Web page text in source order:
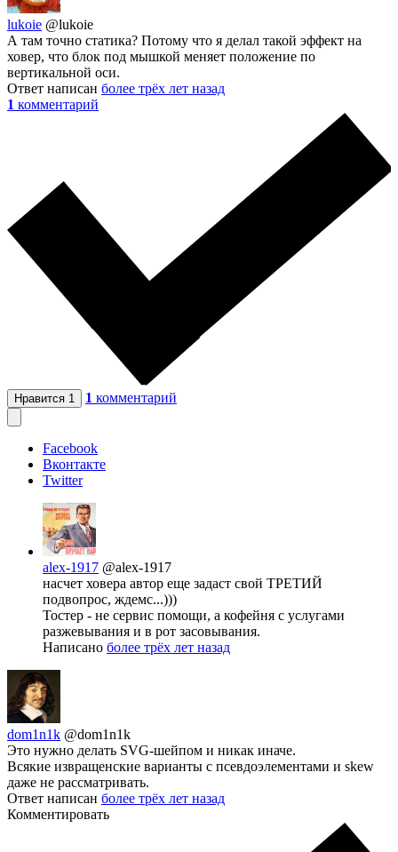
lukoie @lukoie
А там точно статика? Потому что я делал такой эффект на
ховер, что блок под мышкой меняет положение по
вертикальной оси.
Ответ написан более трёх лет назад
1 комментарий
Нравится 1 1 комментарий
Facebook
Вконтакте
Twitter
alex-1917 @alex-1917
насчет ховера автор еще задаст свой ТРЕТИЙ
подвопрос, ждемс...)))
Тостер - не сервис помощи, а кофейня с услугами
разжевывания и в рот засовывания.
Написано более трёх лет назад
dom1n1k @dom1n1k
Это нужно делать SVG-шейпом и никак иначе.
Всякие извращенские варианты с псевдоэлементами и skew
даже не рассматривать.
Ответ написан более трёх лет назад
Комментировать